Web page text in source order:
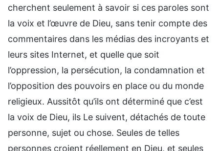
cherchent seulement à savoir si ces paroles sont
la voix et l’œuvre de Dieu, sans tenir compte des
commentaires dans les médias des incroyants et
leurs sites Internet, et quelle que soit
l’oppression, la persécution, la condamnation et
l’opposition des pouvoirs en place ou du monde
religieux. Aussitôt qu’ils ont déterminé que c’est
la voix de Dieu, ils Le suivent, détachés de toute
personne, sujet ou chose. Seules de telles
personnes croient réellement en Dieu, et seules